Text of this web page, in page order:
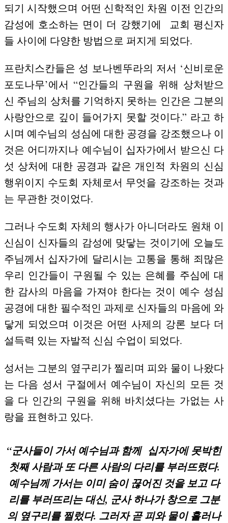
되기 시작했으며 어떤 신학적인 차원 이전 인간의
감성에 호소하는 면이 더 강했기에
교회 평신자
들 사이에 다양한 방법으로 퍼지게 되었다.
프란치스칸들은 성 보나벤뚜라의 저서 ‘신비로운
포도나무’에서 “인간들의 구원을 위해 상처받으
신 주님의 상처를 기억하지 못하는 인간은 그분의
사랑안으로 깊이 들어가지 못할 것이다.” 라고 하
시며 예수님의 성심에 대한 공경을 강조했으나 이
것은 어디까지나 예수님이 십자가에서 받으신 다
섯 상처에 대한 공경과 같은 개인적 차원의 신심
행위이지 수도회 자체로서 무엇을 강조하는 것과
는 무관한 것이었다.
그러나 수도회 자체의 행사가 아니더라도 원채 이
신심이 신자들의 감성에 맞닿는 것이기에 오늘도
주님께서 십자가에 달리시는 고통을 통해 죄많은
우리 인간들이 구원될 수 있는 은혜를 주심에 대
한 감사의 마음을 가져야 한다는 것이 예수 성심
공경에 대한 필수적인 과제로 신자들의 마음에 와
닿게 되었으며 이것은 어떤 사제의 강론 보다 더
설득력 있는 자발적 신심 수업이 되었다.
성서는 그분의 옆구리가 찔리며 피와 물이 나왔다
는 다음 성서 구절에서 예수님이 자신의 모든 것
을 다 인간의 구원을 위해 바치셨다는 가없는 사
랑을 표현하고 있다.
“군사들이 가서 예수님과 함께 십자가에 못박힌
첫째 사람과 또 다른 사람의 다리를 부러뜨렸다.
예수님께 가서는 이미 숨이 끊어진 것을 보고 다
리를 부러뜨리는 대신, 군사 하나가 창으로 그분
의 옆구리를 찔렀다. 그러자 곧 피와 물이 흘러나